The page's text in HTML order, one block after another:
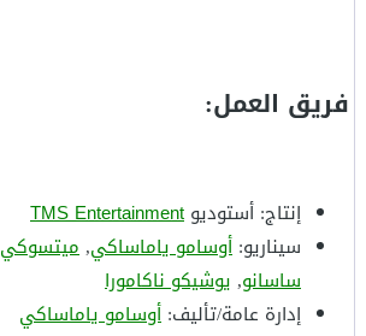
فريق العمل:
إنتاج: أستوديو TMS Entertainment
سيناريو: أوسامو ياماساكي,ميتسوكي
ساسانو, يوشيكو ناكامورا
إدارة عامة/تأليف: أوسامو ياماساكي